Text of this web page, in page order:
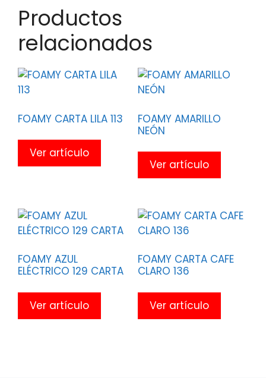
Productos
relacionados
FOAMY CARTA LILA 113
Ver artículo
FOAMY AMARILLO
NEÓN
Ver artículo
FOAMY AZUL
ELÉCTRICO 129 CARTA
Ver artículo
FOAMY CARTA CAFE
CLARO 136
Ver artículo